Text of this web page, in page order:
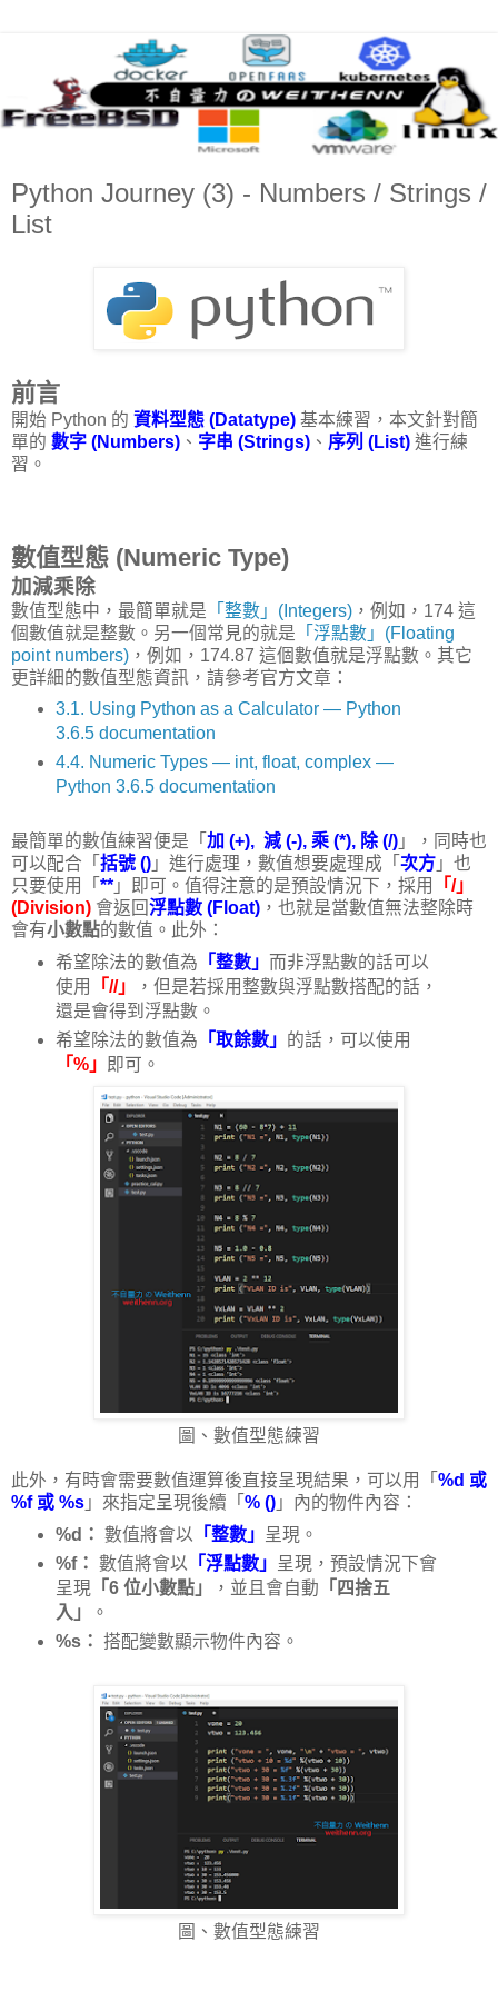
Python Journey (3) - Numbers / Strings /
List
前言
開始 Python 的 資料型態 (Datatype) 基本練習，本文針對簡
單的 數字 (Numbers) 、 字串 (Strings) 、 序列 (List) 進行練
習。
數值型態 (Numeric Type)
加減乘除
數值型態中，最簡單就是 「整數」(Integers) ，例如，174 這
個數值就是整數。另一個常見的就是 「浮點數」(Floating
point numbers) ，例如，174.87 這個數值就是浮點數。其它
更詳細的數值型態資訊，請參考官方文章：
3.1. Using Python as a Calculator — Python
3.6.5 documentation
4.4. Numeric Types — int, float, complex —
Python 3.6.5 documentation
最簡單的數值練習便是「 加 (+), 減 (-), 乘 (*), 除 (/) 」，同時也
可以配合「 括號 () 」進行處理，數值想要處理成「 次方 」也
只要使用「 ** 」即可。值得注意的是預設情況下，採用
「/」
(Division) 會返回浮點數 (Float) ，也就是當數值無法整除時
會有小數點的數值。此外：
希望除法的數值為 「整數」 而非浮點數的話可以
使用
「//」
，但是若採用整數與浮點數搭配的話，
還是會得到浮點數。
希望除法的數值為 「取餘數」 的話，可以使用
「%」
即可。
圖、數值型態練習
此外，有時會需要數值運算後直接呈現結果，可以用「 %d 或
%f 或 %s 」來指定呈現後續「 % () 」內的物件內容：
%d： 數值將會以 「整數」 呈現。
%f： 數值將會以 「浮點數」 呈現，預設情況下會
呈現 「6 位小數點」 ，並且會自動 「四捨五
入」
。
%s： 搭配變數顯示物件內容。
圖、數值型態練習